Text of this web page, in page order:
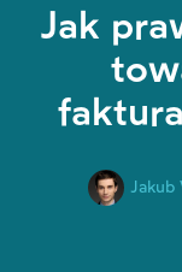
Jak
Jakub